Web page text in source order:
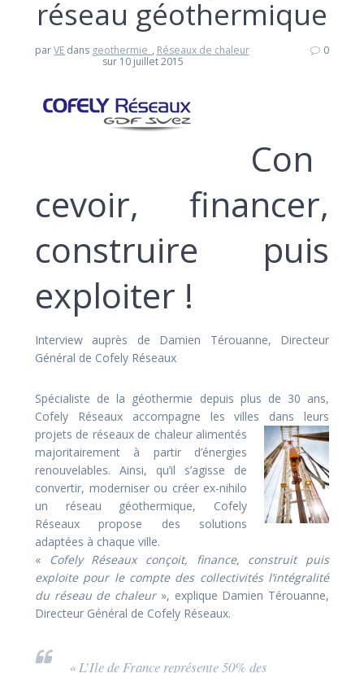
réseau géothermique
parVE dans geothermie_ , Réseaux de chaleur
sur 10 juillet 2015
0
Con
cevoir, financer,
construire puis
exploiter !
Interview auprès de Damien Térouanne, Directeur
Général de Cofely Réseaux
Spécialiste de la géothermie depuis plus de 30 ans,
Cofely Réseaux accompagne les villes dans leurs
projets de réseaux de chaleur alimentés
majoritairement à partir d’énergies
renouvelables. Ainsi, qu’il s’agisse de
convertir, moderniser ou créer ex-nihilo
un réseau géothermique, Cofely
Réseaux propose des solutions
adaptées à chaque ville.
«
Cofely Réseaux conçoit, finance, construit puis
exploite pour le compte des collectivités l’intégralité
du réseau de chaleur», explique Damien Térouanne,
Directeur Général de Cofely Réseaux.
« L’Ile de France représente 50% des